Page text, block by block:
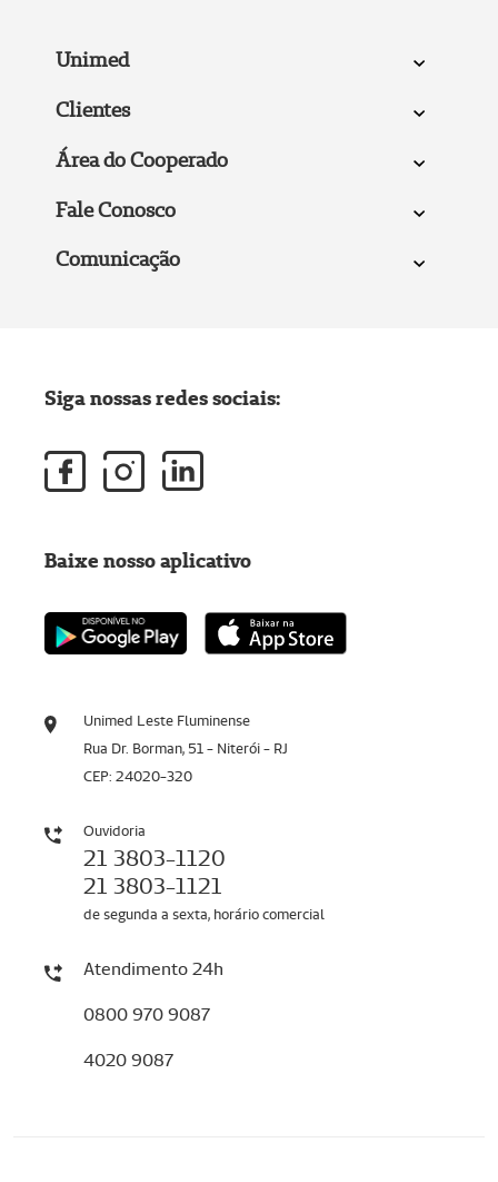
Unimed
Clientes
Área do Cooperado
Fale Conosco
Comunicação
Unimed Leste Fluminense
Rua Dr. Borman, 51 - Niterói - RJ
CEP: 24020-320
Ouvidoria
21 3803-1120
21 3803-1121
de segunda a sexta, horário comercial
Atendimento 24h
0800 970 9087
4020 9087
Siga nossas redes sociais:
Baixe nosso aplicativo